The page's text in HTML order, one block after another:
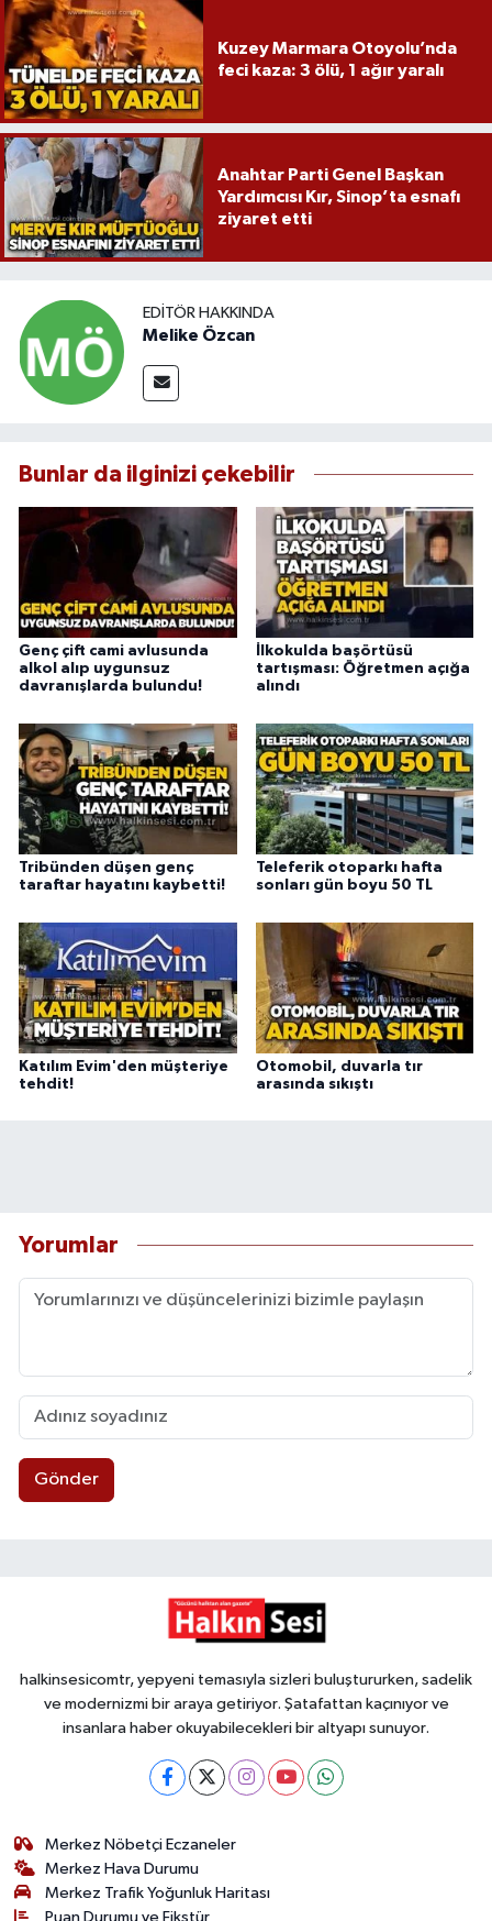
Kuzey Marmara Otoyolu’nda
feci kaza: 3 ölü, 1 ağır yaralı
Anahtar Parti Genel Başkan
Yardımcısı Kır, Sinop’ta esnafı
ziyaret etti
EDITÖR HAKKINDA
Melike Özcan
Bunlar da ilginizi çekebilir
Genç çift cami avlusunda
alkol alıp uygunsuz
davranışlarda bulundu!
İlkokulda başörtüsü
tartışması: Öğretmen açığa
alındı
Tribünden düşen genç
taraftar hayatını kaybetti!
Teleferik otoparkı hafta
sonları gün boyu 50 TL
Katılım Evim'den müşteriye
tehdit!
Otomobil, duvarla tır
arasında sıkıştı
Yorumlar
Gönder
halkinsesicomtr, yepyeni temasıyla sizleri buluştururken, sadelik
ve modernizmi bir araya getiriyor. Şatafattan kaçınıyor ve
insanlara haber okuyabilecekleri bir altyapı sunuyor.
Merkez Nöbetçi Eczaneler
Merkez Hava Durumu
Merkez Trafik Yoğunluk Haritası
Puan Durumu ve Fikstür